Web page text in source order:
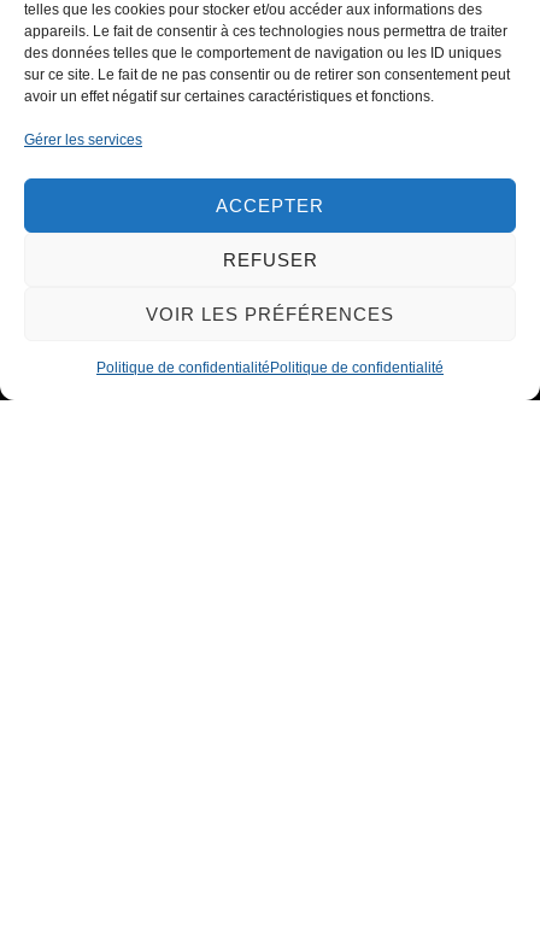
telles que les cookies pour stocker et/ou accéder aux informations des
appareils. Le fait de consentir à ces technologies nous permettra de traiter
des données telles que le comportement de navigation ou les ID uniques
sur ce site. Le fait de ne pas consentir ou de retirer son consentement peut
avoir un effet négatif sur certaines caractéristiques et fonctions.
Gérer les services
ACCEPTER
REFUSER
VOIR LES PRÉFÉRENCES
Politique de confidentialité Politique de confidentialité
CONTACTEZ-NOUS